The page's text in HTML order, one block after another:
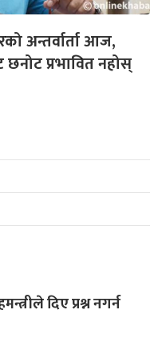
अन्तर्वार्ता आज,
छनोट प्रभावित नहोस्
दिए प्रश्न नगर्न